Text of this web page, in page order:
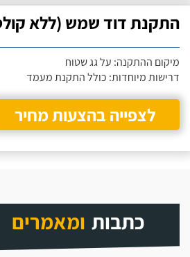
התקנת דוד שמש (ללא קולטים),
מיקום ההתקנה: על גג שטוח
דרישות מיוחדות: כולל התקנת מעמד
לצפייה בהצעות מחיר
כתבות ומאמרים